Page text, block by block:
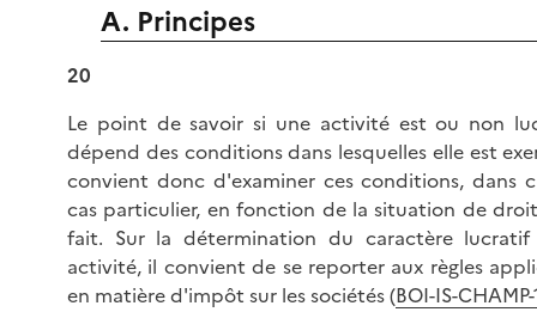
A. Principes
20
Le point de savoir si une activité est ou non
dépend des conditions dans lesquelles elle est
convient donc d'examiner ces conditions, dans
cas particulier, en fonction de la situation de
fait. Sur la détermination du caractère
activité, il convient de se reporter aux règles
en matière d'impôt sur les sociétés (BOI-IS-